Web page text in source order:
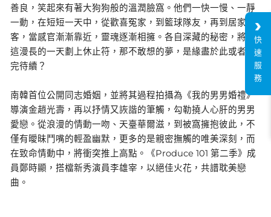
善良，笑起來有著大狗狗般的溫潤臉窩。他們一快一慢、一靜
一動，在短短一天中，從歡喜冤家，到籃球隊友，再到居家訪
客，當感官漸漸靠近，靈魂逐漸相擁。各自深藏的秘密，將為
這漫長的一天劃上休止符，那不敢想的夢，是緣盡於此或者未
完待續？
南韓首位公開同志婚姻，並將其過程拍攝為《我的男男婚禮》
導演金趙光壽，再以抒情又詼諧的筆觸，勾勒撓人心肝的男男
愛戀。從浪漫的情動一吻、天臺華爾滋，到被窩擁抱彼此，不
僅有曖昧鬥嘴的輕盈幽默，更多的是親密撫觸的唯美深刻，而
在致命情動中，將衝突推上高點。《Produce 101 第二季》成
員鄭時顯，搭檔新秀演員李雄宰，以絕佳火花，共譜耽美戀
曲。
快
速
服
務